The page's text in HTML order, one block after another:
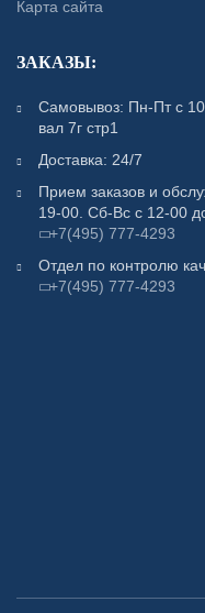
Карта сайта
ЗАКАЗЫ:
Самовывоз: Пн-Пт с
вал 7г стр1
Доставка: 24/7
Прием заказов и
19-00. Сб-Вс с 12-00
+7(495) 777-4293
Отдел по контролю
+7(495) 777-4293